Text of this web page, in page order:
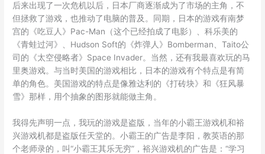
后来出现了一次危机以后，日本厂商逐渐成为了市场的主角，不
但拯救了游戏，也推动了电脑的普及。同期，日本的游戏有南梦
宫的《吃豆人》Pac-Man（这个已经拍成了电影）、科乐美的
《青蛙过河》、Hudson Soft的《炸弹人》Bomberman、Taito公
司的《太空侵略者》Space Invader。当然，还有我最喜欢玩的马
里奥游戏。与当时美国的游戏相比，日本的游戏有个特点是有简
单的角色。美国游戏的特点是像雅达利的《打砖块》和《狂风暴
雪》那样，用个抽象的图形就能做主角。
我得先声明一点，我玩的游戏是盗版，当年的小霸王游戏机和裕
兴游戏机都是盗版任天堂的。小霸王的广告是李阳，教英语的那
个老师录的，叫“小霸王其乐无穷”，裕兴游戏机的广告是：“学习